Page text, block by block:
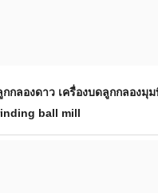
กลองดาว เครื่องบดลูกกลอง
ball mill